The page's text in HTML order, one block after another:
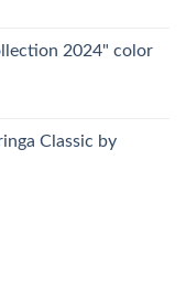
2024" color
Classic by